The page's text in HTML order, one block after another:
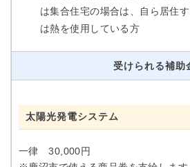
は集合住宅の場合は、自ら居住
は熱を使用している方
受けられる補助
太陽光発電システム
一律 30,000円